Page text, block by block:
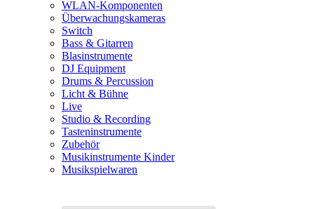
WLAN-Komponenten
Überwachungskameras
Switch
Bass & Gitarren
Blasinstrumente
DJ Equipment
Drums & Percussion
Licht & Bühne
Live
Studio & Recording
Tasteninstrumente
Zubehör
Musikinstrumente Kinder
Musikspielwaren